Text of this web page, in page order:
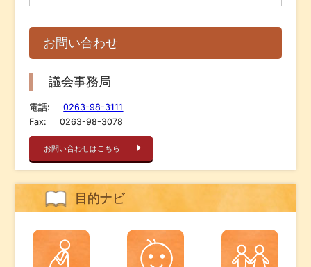
お問い合わせ
議会事務局
電話:
0263-98-3111
Fax:
0263-98-3078
お問い合わせはこちら
目的ナビ